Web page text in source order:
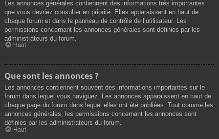
Les annonces générales contiennent des informations très importantes
que vous devriez consulter en priorité. Elles apparaissent en haut de
chaque forum et dans le panneau de contrôle de l’utilisateur. Les
permissions concernant les annonces générales sont définies par les
administrateurs du forum.
Haut
Que sont les annonces ?
Les annonces contiennent souvent des informations importantes sur le
forum dans lequel vous naviguez. Les annonces apparaissent en haut de
chaque page du forum dans lequel elles ont été publiées. Tout comme les
annonces générales, les permissions concernant les annonces sont
définies par les administrateurs du forum.
Haut